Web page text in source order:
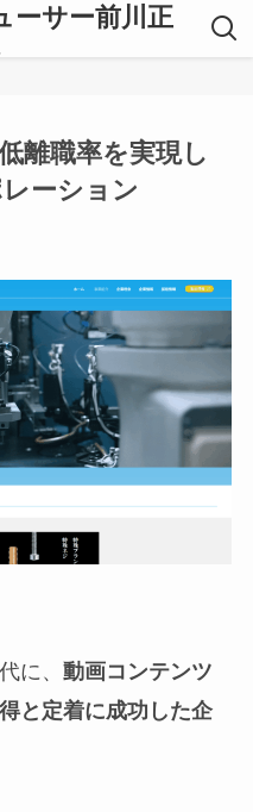
ーサー前川正
離職率を実現し
ーション
に、 動画コンテンツ
と定着に成功した企